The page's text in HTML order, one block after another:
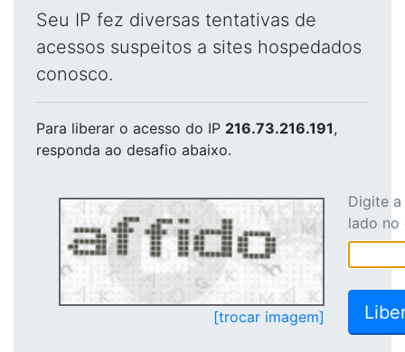
Seu IP fez diversas tentativas de
acessos suspeitos a sites hospedados
conosco.
Para liberar o acesso do IP 216.73.216.191,
responda ao desafio abaixo.
[trocar imagem]
Digite
lado no